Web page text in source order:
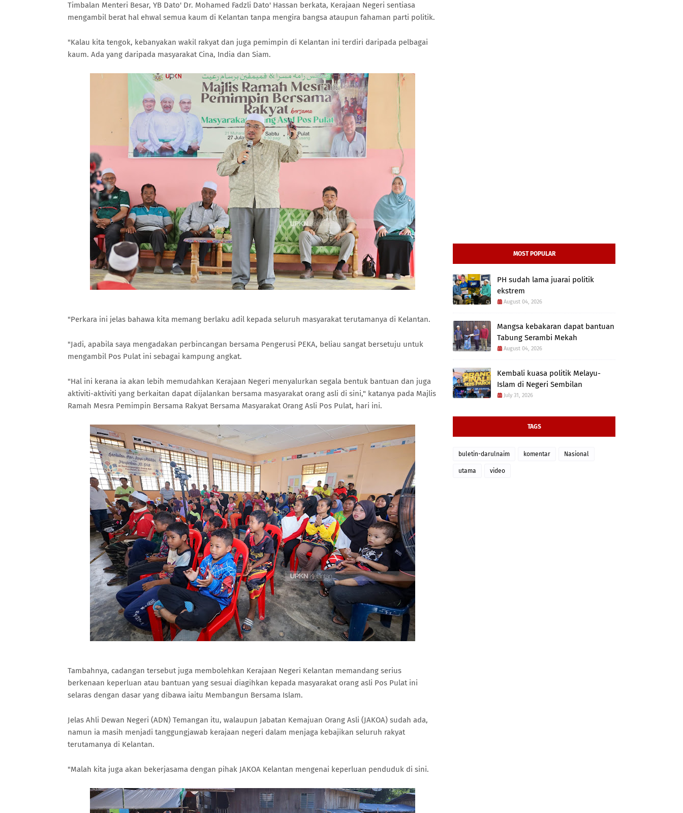
Timbalan Menteri Besar, YB Dato' Dr. Mohamed Fadzli Dato' Hassan berkata, Kerajaan Negeri sentiasa
mengambil berat hal ehwal semua kaum di Kelantan tanpa mengira bangsa ataupun fahaman parti politik.
"Kalau kita tengok, kebanyakan wakil rakyat dan juga pemimpin di Kelantan ini terdiri daripada pelbagai
kaum. Ada yang daripada masyarakat Cina, India dan Siam.
"Perkara ini jelas bahawa kita memang berlaku adil kepada seluruh masyarakat terutamanya di Kelantan.
"Jadi, apabila saya mengadakan perbincangan bersama Pengerusi PEKA, beliau sangat bersetuju untuk
mengambil Pos Pulat ini sebagai kampung angkat.
"Hal ini kerana ia akan lebih memudahkan Kerajaan Negeri menyalurkan segala bentuk bantuan dan juga
aktiviti-aktiviti yang berkaitan dapat dijalankan bersama masyarakat orang asli di sini," katanya pada Majlis
Ramah Mesra Pemimpin Bersama Rakyat Bersama Masyarakat Orang Asli Pos Pulat, hari ini.
Tambahnya, cadangan tersebut juga membolehkan Kerajaan Negeri Kelantan memandang serius
berkenaan keperluan atau bantuan yang sesuai diagihkan kepada masyarakat orang asli Pos Pulat ini
selaras dengan dasar yang dibawa iaitu Membangun Bersama Islam.
Jelas Ahli Dewan Negeri (ADN) Temangan itu, walaupun Jabatan Kemajuan Orang Asli (JAKOA) sudah ada,
namun ia masih menjadi tanggungjawab kerajaan negeri dalam menjaga kebajikan seluruh rakyat
terutamanya di Kelantan.
"Malah kita juga akan bekerjasama dengan pihak JAKOA Kelantan mengenai keperluan penduduk di sini.
MOST POPULAR
PH sudah lama juarai politik
ekstrem
August 04, 2026
Mangsa kebakaran dapat bantuan
Tabung Serambi Mekah
August 04, 2026
Kembali kuasa politik Melayu-
Islam di Negeri Sembilan
July 31, 2026
TAGS
buletin-darulnaim komentar Nasional
utama video